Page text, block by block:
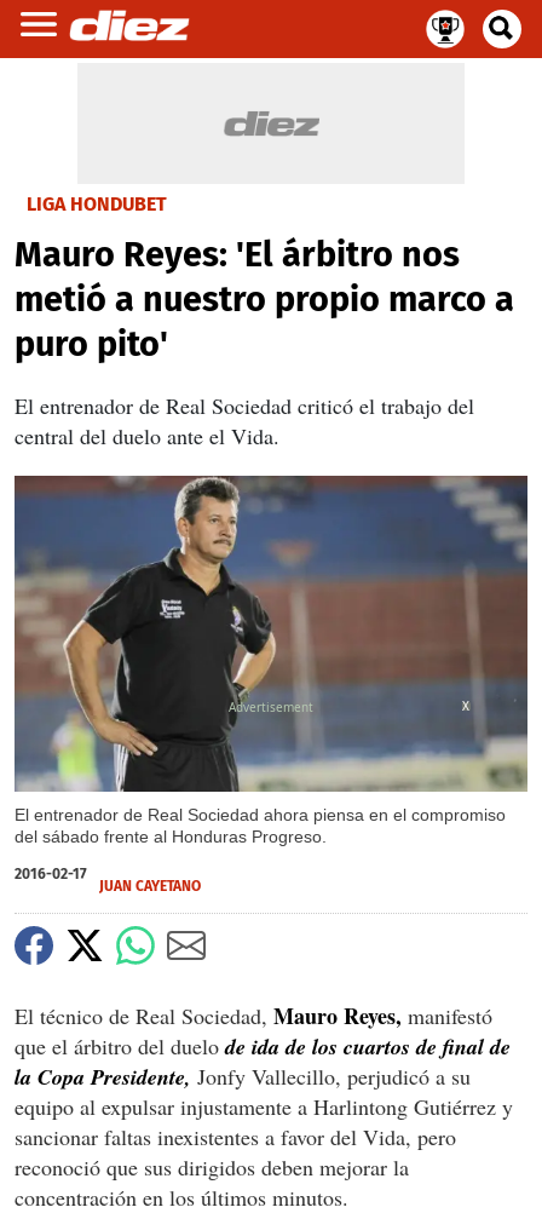
LIGA HONDUBET
Mauro Reyes: 'El árbitro nos
metió a nuestro propio marco a
puro pito'
El entrenador de Real Sociedad criticó el trabajo del
central del duelo ante el Vida.
El entrenador de Real Sociedad ahora piensa en el compromiso
del sábado frente al Honduras Progreso.
X
2016-02-17
JUAN CAYETANO
El técnico de Real Sociedad, Mauro Reyes, manifestó
que el árbitro del duelode ida de los cuartos de final de
la Copa Presidente, Jonfy Vallecillo, perjudicó a su
equipo al expulsar injustamente a Harlintong Gutiérrez y
sancionar faltas inexistentes a favor del Vida, pero
reconoció que sus dirigidos deben mejorar la
concentración en los últimos minutos.